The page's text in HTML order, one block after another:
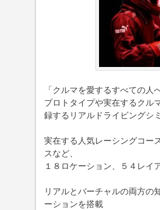
「クルマを愛するすべての
プロトタイプや実在するクル
録するリアルドライビングシ
実在する人気レーシングコー
スなど、
１８ロケーション、５４レイ
リアルとバーチャルの両方の
ーションを搭載